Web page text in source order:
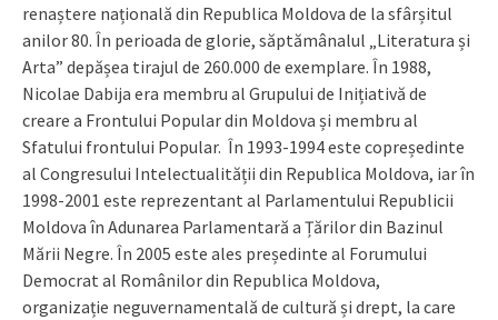
renaștere națională din Republica Moldova de la sfârșitul
anilor 80. În perioada de glorie, săptămânalul „Literatura și
Arta” depășea tirajul de 260.000 de exemplare. În 1988,
Nicolae Dabija era membru al Grupului de Inițiativă de
creare a Frontului Popular din Moldova și membru al
Sfatului frontului Popular. În 1993-1994 este copreședinte
al Congresului Intelectualității din Republica Moldova, iar în
1998-2001 este reprezentant al Parlamentului Republicii
Moldova în Adunarea Parlamentară a Țărilor din Bazinul
Mării Negre. În 2005 este ales președinte al Forumului
Democrat al Românilor din Republica Moldova,
organizație neguvernamentală de cultură și drept, la care